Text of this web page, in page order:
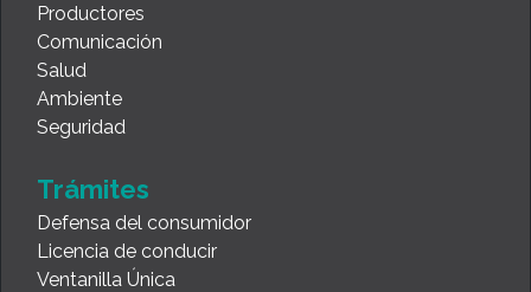
Productores
Comunicación
Salud
Ambiente
Seguridad
Trámites
Defensa del consumidor
Licencia de conducir
Ventanilla Única